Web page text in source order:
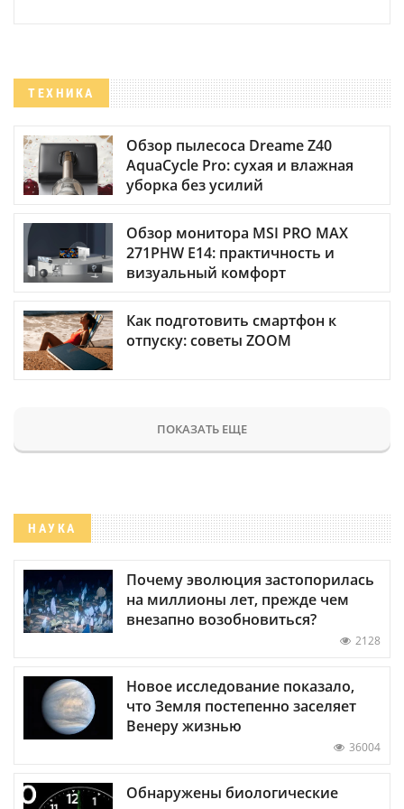
ТЕХНИКА
Обзор пылесоса Dreame Z40
AquaCycle Pro: сухая и влажная
уборка без усилий
Обзор монитора MSI PRO MAX
271PHW E14: практичность и
визуальный комфорт
Как подготовить смартфон к
отпуску: советы ZOOM
ПОКАЗАТЬ ЕЩЕ
НАУКА
Почему эволюция застопорилась
на миллионы лет, прежде чем
внезапно возобновиться?
2128
Новое исследование показало,
что Земля постепенно заселяет
Венеру жизнью
36004
Обнаружены биологические